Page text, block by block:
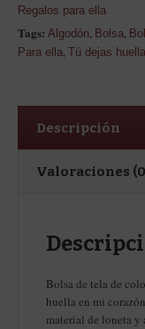
Regalos para ella
Tags: Algodón, Bolsa,
Para ella, Tú dejas
Descripción
Valoraciones
Bolsa de tela de
huella en mi
material de loneta y